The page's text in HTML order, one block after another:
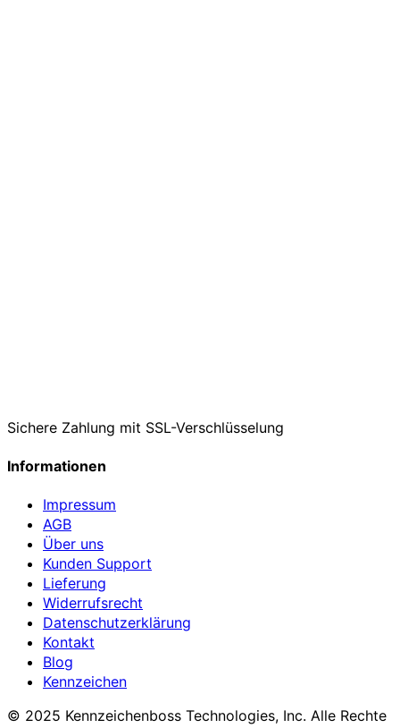
Sichere Zahlung mit SSL-Verschlüsselung
Informationen
Impressum
AGB
Über uns
Kunden Support
Lieferung
Widerrufsrecht
Datenschutzerklärung
Kontakt
Blog
Kennzeichen
© 2025 Kennzeichenboss Technologies, Inc. Alle Rechte